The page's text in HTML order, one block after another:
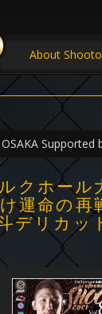
About Shooto
クホー
運命の
デリカ